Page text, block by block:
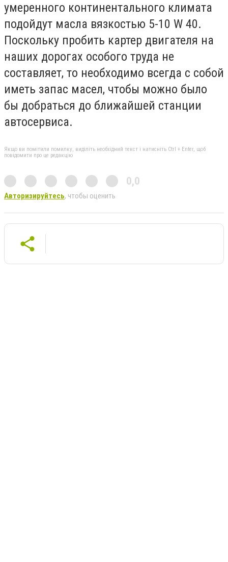
умеренного континентального климата
подойдут масла вязкостью 5-10 W 40.
Поскольку пробить картер двигателя на
наших дорогах особого труда не
составляет, то необходимо всегда с собой
иметь запас масел, чтобы можно было
бы добраться до ближайшей станции
автосервиса.
Якщо ви помітили помилку, виділіть необхідний текст і натисніть Ctrl + Enter, щоб
повідомити про це редакцію
0,0
Авторизируйтесь, чтобы оценить